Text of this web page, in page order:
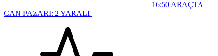
16:50 ARAÇTA
CAN PAZARI: 2 YARALI!